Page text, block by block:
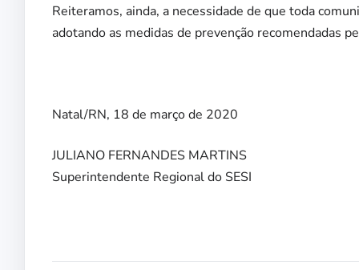
Reiteramos, ainda, a necessidade de que toda
adotando as medidas de prevenção recomendadas
Natal/RN, 18 de março de 2020
JULIANO FERNANDES MARTINS
Superintendente Regional do SESI